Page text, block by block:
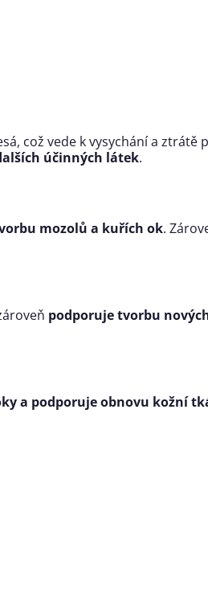
což vede k vysychání a ztrátě
účinných látek.
mozolů a kuřích ok.
podporuje tvorbu
a podporuje obnovu kožní